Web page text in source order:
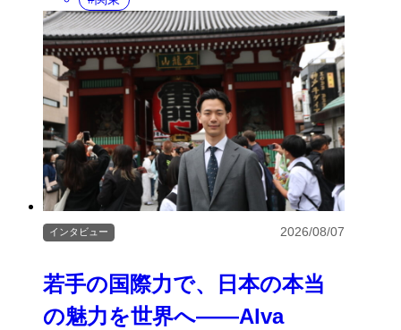
若手の国際力で、日本の本当
の魅力を世界へ――Alva
インタビュー 2026/08/07